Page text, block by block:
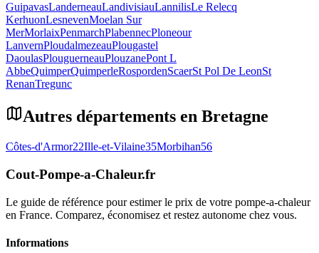
GuipavasLanderneauLandivisiauLannilisLe Relecq
KerhuonLesnevenMoelan Sur
MerMorlaixPenmarchPlabennecPloneour
LanvernPloudalmezeauPlougastel
DaoulasPlouguerneauPlouzanePont L
AbbeQuimperQuimperleRospordenScaerSt Pol De LeonSt
RenanTregunc
Autres départements en Bretagne
Côtes-d'Armor22Ille-et-Vilaine35Morbihan56
Cout-Pompe-a-Chaleur.fr
Le guide de référence pour estimer le prix de votre pompe-a-chaleur
en France. Comparez, économisez et restez autonome chez vous.
Informations